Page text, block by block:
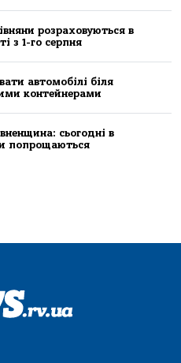
розраховуються в
з 1-го серпня
автомобілі біля
контейнерами
сьогодні в
попрощаються